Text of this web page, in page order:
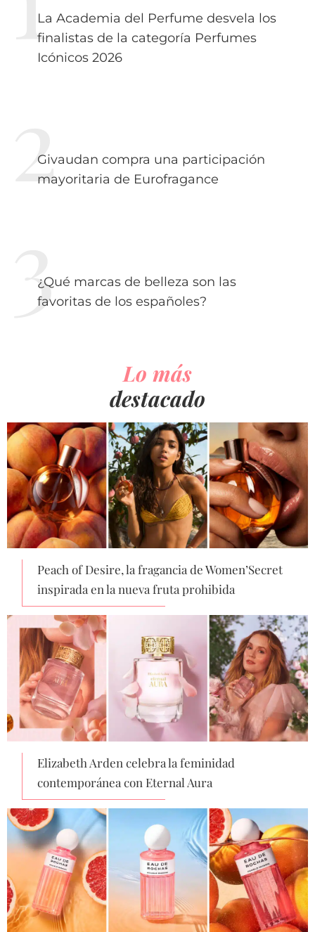
La Academia del Perfume desvela los
finalistas de la categoría Perfumes
Icónicos 2026
Givaudan compra una participación
mayoritaria de Eurofragance
¿Qué marcas de belleza son las
favoritas de los españoles?
Lo más
destacado
Peach of Desire, la fragancia de Women’Secret
inspirada en la nueva fruta prohibida
Elizabeth Arden celebra la feminidad
contemporánea con Eternal Aura